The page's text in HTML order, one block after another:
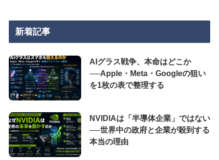
新着記事
AIグラス戦争、本命はどこか
──Apple・Meta・Googleの狙い
を1枚の表で整理する
NVIDIAは「半導体企業」ではない
──世界中の政府と企業が殺到する
本当の理由